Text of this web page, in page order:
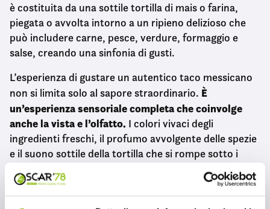
è costituita da una sottile tortilla di mais o farina,
piegata o avvolta intorno a un ripieno delizioso che
può includere carne, pesce, verdure, formaggio e
salse, creando una sinfonia di gusti.
L’esperienza di gustare un autentico taco messicano
non si limita solo al sapore straordinario. È
un’esperienza sensoriale completa che coinvolge
anche la vista e l’olfatto. I colori vivaci degli
ingredienti freschi, il profumo avvolgente delle spezie
e il suono sottile della tortilla che si rompe sotto i
denti, creano un’atmosfera culinaria unica.